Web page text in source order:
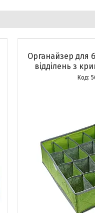
Органайзер для
відділень з